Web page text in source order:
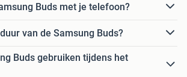
Buds met je telefoon?
van de Samsung Buds?
Buds gebruiken tijdens het